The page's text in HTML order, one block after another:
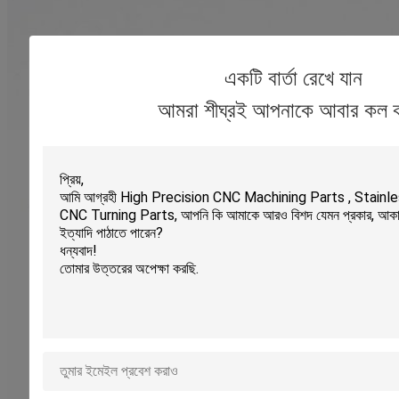
একটি বার্তা রেখে যান
আমরা শীঘ্রই আপনাকে আবার কল